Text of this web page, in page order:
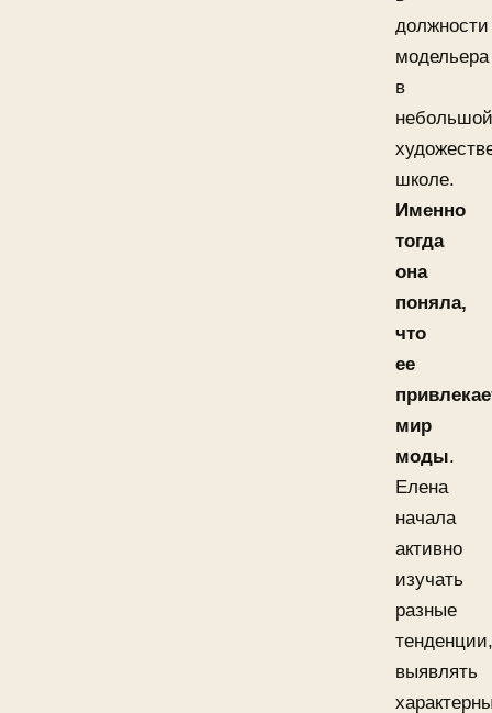
должности
модельера
в
небольшой
школе.
Именно
тогда
она
поняла,
что
ее
мир
моды.
Елена
начала
активно
изучать
разные
тенденции,
выявлять